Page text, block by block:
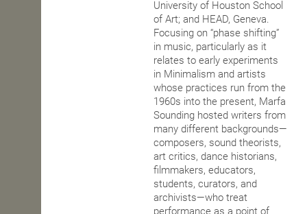
University of Houston School
of Art; and HEAD, Geneva.
Focusing on “phase shifting”
in music, particularly as it
relates to early experiments
in Minimalism and artists
whose practices run from the
1960s into the present, Marfa
Sounding hosted writers from
many different backgrounds—
composers, sound theorists,
art critics, dance historians,
filmmakers, educators,
students, curators, and
archivists—who treat